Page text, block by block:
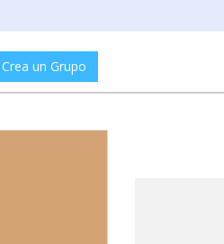
Crea un Grupo